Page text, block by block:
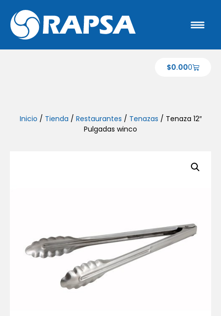
$0.000
Inicio / Tienda / Restaurantes / Tenazas / Tenaza 12″
Pulgadas winco